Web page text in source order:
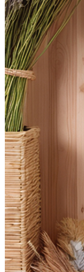
Сувениры
Рушники
Новый год
Детские